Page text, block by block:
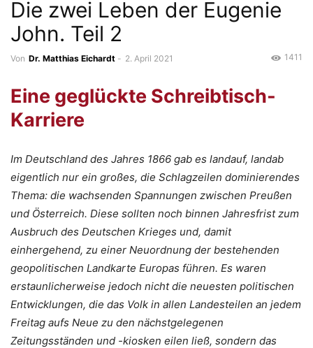
Die zwei Leben der Eugenie
John. Teil 2
Von Dr. Matthias Eichardt - 2. April 2021 1411
Eine geglückte Schreibtisch-
Karriere
Im Deutschland des Jahres 1866 gab es landauf, landab
eigentlich nur ein großes, die Schlagzeilen dominierendes
Thema: die wachsenden Spannungen zwischen Preußen
und Österreich. Diese sollten noch binnen Jahresfrist zum
Ausbruch des Deutschen Krieges und, damit
einhergehend, zu einer Neuordnung der bestehenden
geopolitischen Landkarte Europas führen. Es waren
erstaunlicherweise jedoch nicht die neuesten politischen
Entwicklungen, die das Volk in allen Landesteilen an jedem
Freitag aufs Neue zu den nächstgelegenen
Zeitungsständen und -kiosken eilen ließ, sondern das